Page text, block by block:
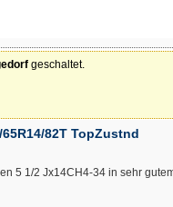
geschaltet.
82T TopZustnd
5 1/2 Jx14CH4-34 in sehr